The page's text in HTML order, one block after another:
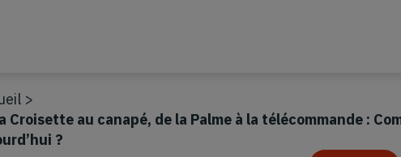
>
Croisette au canapé, de la Palme à la télécommande :
?